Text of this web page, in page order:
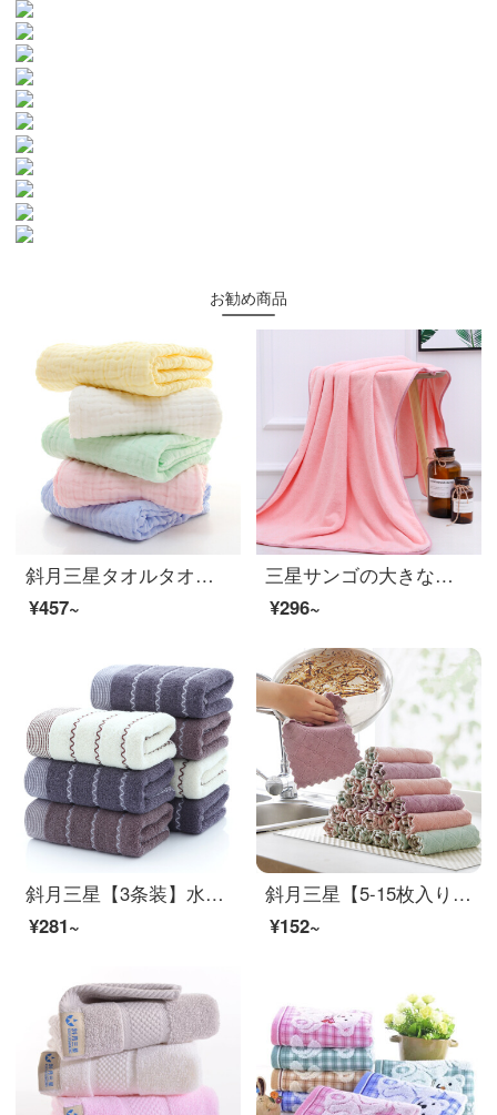
お勧め商品
斜月三星タオルタオル純綿乳幼児バスタオル六層ガーゼ綿のしわが大人の男女のベビータオル110*110 cm黄色のバスタオル
¥457~
三星サンゴの大きなバスタオル大人男女厚いバスタオル柔らかで快適な70*140 cmピンクサンゴのバスタオル
¥296~
斜月三星【3条装】水紋の純綿タオルメーカー直営家庭用大人用フェイスタオル、強力吸水超柔らかい肌35*75 cm 3枚に水紋タオル
¥281~
斜月三星【5-15枚入り】台所に油をつけずに食器を洗います。タオル多機能家庭用の清潔タオルを洗って、雑巾を5枚詰めます。
¥152~